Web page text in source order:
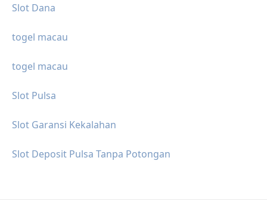
Slot Dana
togel macau
togel macau
Slot Pulsa
Slot Garansi Kekalahan
Slot Deposit Pulsa Tanpa Potongan